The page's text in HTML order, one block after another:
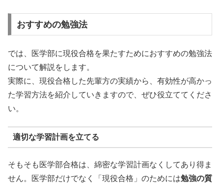
おすすめの勉強法
では、医学部に現役合格を果たすためにおすすめの勉強法
について解説をします。
実際に、現役合格した先輩方の実績から、有効性が高かっ
た学習方法を紹介していきますので、ぜひ役立ててくださ
い。
適切な学習計画を立てる
そもそも医学部合格は、綿密な学習計画なくしてあり得ま
せん。医学部だけでなく「現役合格」のためには勉強の質